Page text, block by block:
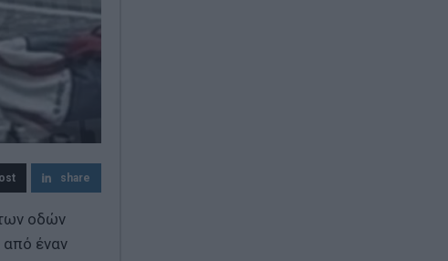
share
οδών
από έναν